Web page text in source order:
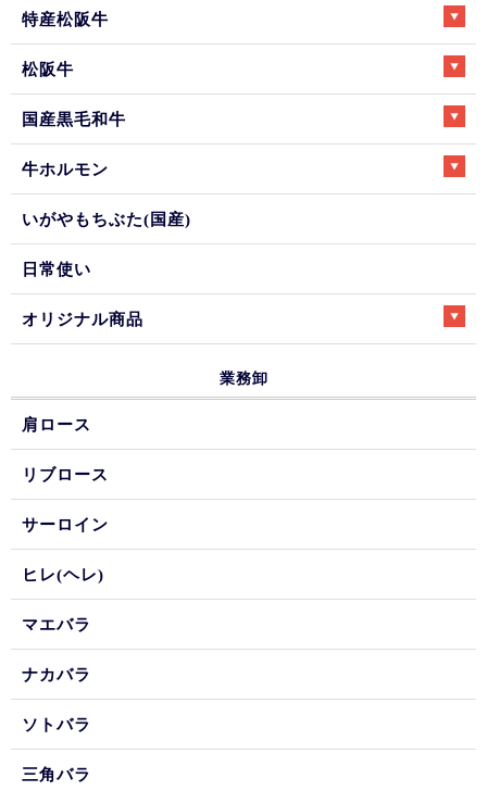
特産松阪牛
松阪牛
国産黒毛和牛
牛ホルモン
いがやもちぶた(国産)
日常使い
オリジナル商品
業務卸
肩ロース
リブロース
サーロイン
ヒレ(ヘレ)
マエバラ
ナカバラ
ソトバラ
三角バラ